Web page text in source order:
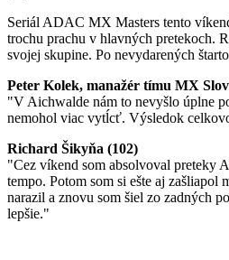
Seriál ADAC MX Masters tento
trochu prachu v hlavných pretekoch.
svojej skupine. Po nevydarených
Peter Kolek, manažér tímu MX
"V Aichwalde nám to nevyšlo úplne
nemohol viac vytĺcť. Výsledok
Richard Šikyňa (102)
"Cez víkend som absolvoval preteky
tempo. Potom som si ešte aj
narazil a znovu som šiel zo zadných
lepšie."